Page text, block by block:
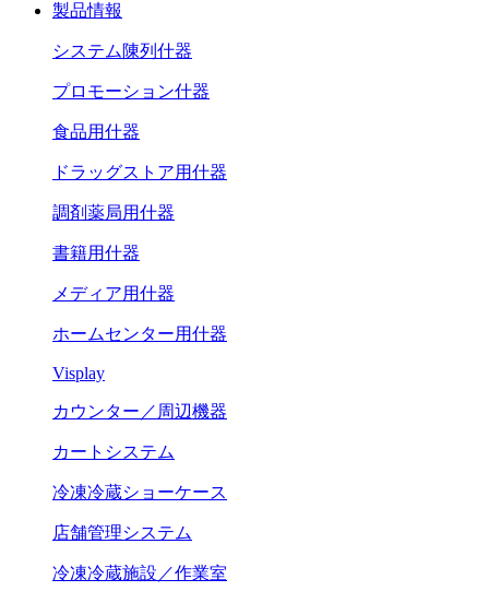
製品情報
システム陳列什器
プロモーション什器
食品用什器
ドラッグストア用什器
調剤薬局用什器
書籍用什器
メディア用什器
ホームセンター用什器
Visplay
カウンター／周辺機器
カートシステム
冷凍冷蔵ショーケース
店舗管理システム
冷凍冷蔵施設／作業室